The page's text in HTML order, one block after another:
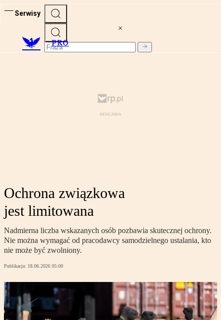
Serwisy
PRO
Ochrona związkowa
jest limitowana
Nadmierna liczba wskazanych osób pozbawia skutecznej ochrony.
Nie można wymagać od pracodawcy samodzielnego ustalania, kto
nie może być zwolniony.
Publikacja: 18.06.2026 05:00